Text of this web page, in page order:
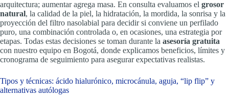
arquitectura; aumentar agrega masa. En consulta evaluamos el grosor
natural, la calidad de la piel, la hidratación, la mordida, la sonrisa y la
proyección del filtro nasolabial para decidir si conviene un perfilado
puro, una combinación controlada o, en ocasiones, una estrategia por
etapas. Todas estas decisiones se toman durante la asesoría gratuita
con nuestro equipo en Bogotá, donde explicamos beneficios, límites y
cronograma de seguimiento para asegurar expectativas realistas.
Tipos y técnicas: ácido hialurónico, microcánula, aguja, “lip flip” y
alternativas autólogas